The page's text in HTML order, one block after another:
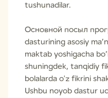
tushunadilar.
Основной посыл
dasturining asosiy
maktab yoshigacha
shuningdek, tanqidiy
bolalarda o'z fikrini
Ushbu noyob dastur